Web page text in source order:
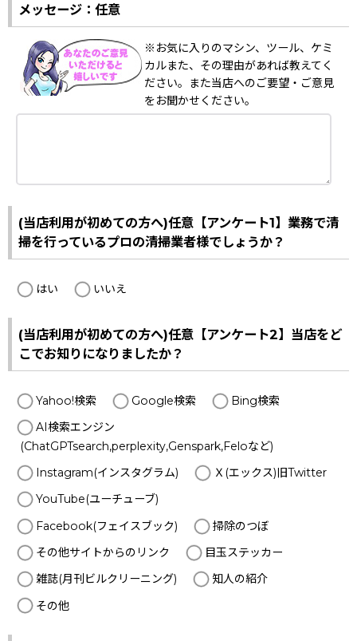
メッセージ：任意
※お気に入りのマシン、ツール、ケミ
カルまた、その理由があれば教えてく
ださい。また当店へのご要望・ご意見
をお聞かせください。
(当店利用が初めての方へ)任意【アンケート1】業務で清
掃を行っているプロの清掃業者様でしょうか？
はい いいえ
(当店利用が初めての方へ)任意【アンケート2】当店をど
こでお知りになりましたか？
Yahoo!検索 Google検索
Bing検索
AI検索エンジン
(ChatGPTsearch,perplexity,Genspark,Feloなど)
Instagram(インスタグラム)
Ｘ(エックス)旧Twitter
YouTube(ユーチューブ)
Facebook(フェイスブック)
掃除のつぼ
その他サイトからのリンク
目玉ステッカー
雑誌(月刊ビルクリーニング)
知人の紹介
その他